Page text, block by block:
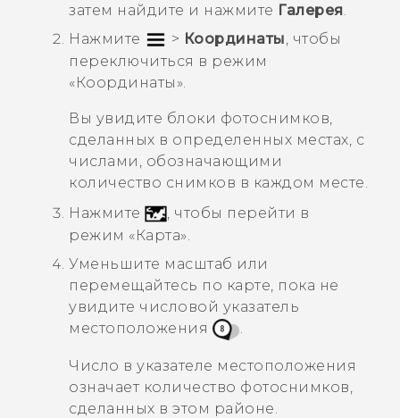
затем найдите и нажмите Галерея.
Нажмите
> Координаты, чтобы
переключиться в режим
«Координаты ».
Вы увидите блоки фотоснимков,
сделанных в определенных местах, с
числами, обозначающими
количество снимков в каждом месте.
Нажмите
, чтобы перейти в
режим «Карта».
Уменьшите масштаб или
перемещайтесь по карте, пока не
увидите числовой указатель
местоположения
.
Число в указателе местоположения
означает количество фотоснимков,
сделанных в этом районе.